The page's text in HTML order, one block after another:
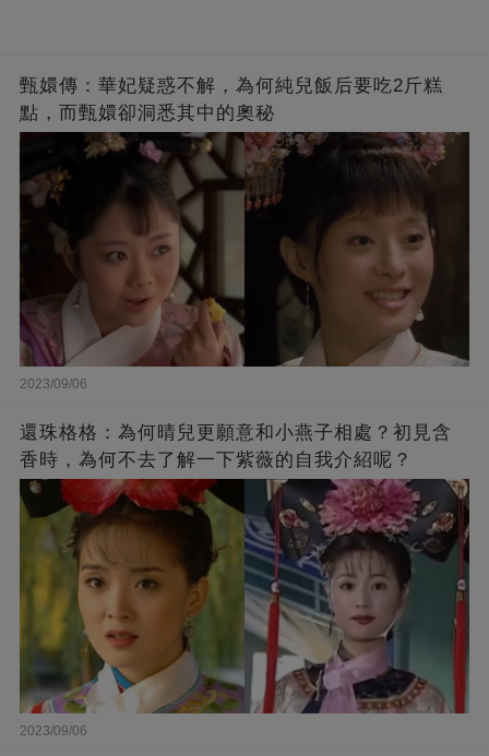
甄嬛傳：華妃疑惑不解，為何純兒飯后要吃2斤糕
點，而甄嬛卻洞悉其中的奧秘
2023/09/06
還珠格格：為何晴兒更願意和小燕子相處？初見含
香時，為何不去了解一下紫薇的自我介紹呢？
2023/09/06